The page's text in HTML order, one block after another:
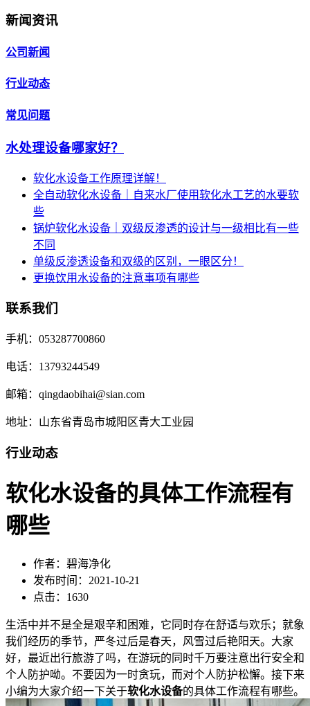
新闻资讯
公司新闻
行业动态
常见问题
水处理设备哪家好？
软化水设备工作原理详解！
全自动软化水设备｜自来水厂使用软化水工艺的水要软
些
锅炉软化水设备｜双级反渗透的设计与一级相比有一些
不同
单级反渗透设备和双级的区别，一眼区分！
更换饮用水设备的注意事项有哪些
联系我们
手机：053287700860
电话：13793244549
邮箱：qingdaobihai@sian.com
地址：山东省青岛市城阳区青大工业园
行业动态
软化水设备的具体工作流程有
哪些
作者：碧海净化
发布时间：2021-10-21
点击：1630
生活中并不是全是艰辛和困难，它同时存在舒适与欢乐；就象
我们经历的季节，严冬过后是春天，风雪过后艳阳天。大家
好，最近出行旅游了吗，在游玩的同时千万要注意出行安全和
个人防护呦。不要因为一时贪玩，而对个人防护松懈。接下来
小编为大家介绍一下关于软化水设备的具体工作流程有哪些。